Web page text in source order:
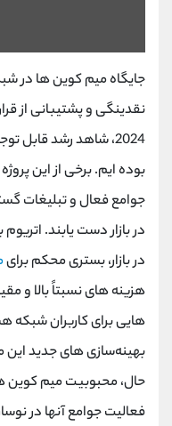
جایگاه میم کوین ها در
نقدینگی و پشتیبانی از
2024، شاهد رشد
بوده ایم. برخی از این
جوامع فعال و تبلیغات
در بازار دست یابند.
در بازار، بستری محکم برای
هزینه ‌های نسبتاً بالا و
بهینه‌سازی ‌های جدید
حال، محبوبیت میم کوین
فعالیت جوامع آنها در